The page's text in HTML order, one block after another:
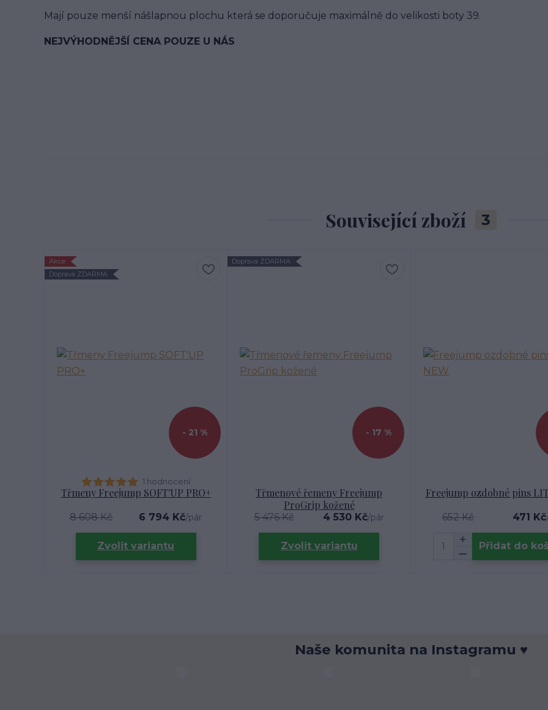
Mají pouze menší nášlapnou plochu která se doporučuje maximálně do velikosti boty 39.
NEJVÝHODNĚJŠÍ CENA POUZE U NÁS
Související zboží 3
Akce
Doprava ZDARMA
- 21 %
1 hodnocení
Třmeny Freejump SOFT'UP PRO+
8 608 Kč 6 794 Kč/pár
Zvolit variantu
Doprava ZDARMA
- 17 %
Třmenové řemeny Freejump
ProGrip kožené
5 476 Kč 4 530 Kč/pár
Zvolit variantu
Freejump ozdobné pins
652 Kč 471 Kč
Přidat do
Naše komunita na Instagramu ♥